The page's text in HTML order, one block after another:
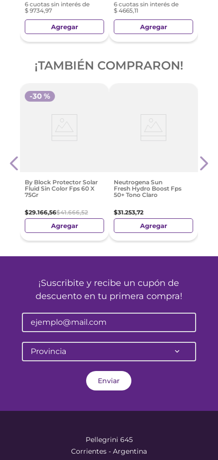
6 cuotas sin interés de
$ 9734,97
Agregar
6 cuotas sin interés de
$ 4665,11
Agregar
¡TAMBIÉN COMPRARON!
By Block Protector Solar
Fluid Sin Color Fps 60 X
75Gr
$29.166,56$41.666,52
-30 %
Agregar
Neutrogena Sun
Fresh Hydro Boost Fps
50+ Tono Claro
$31.253,72
Agregar
¡Suscribite y recibe un cupón de
descuento en tu primera compra!
Provincia
Enviar
Pellegrini 645
Corrientes - Argentina